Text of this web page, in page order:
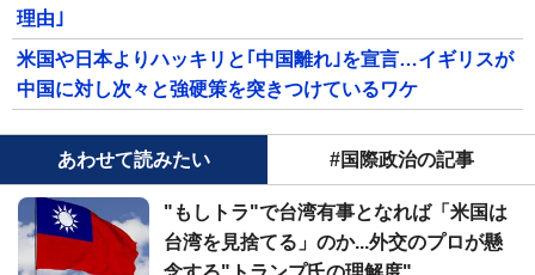
理由｣
米国や日本よりハッキリと｢中国離れ｣を宣言…イギリスが
中国に対し次々と強硬策を突きつけているワケ
あわせて読みたい #国際政治の記事
"もしトラ"で台湾有事となれば「米国は
台湾を見捨てる」のか...外交のプロが懸